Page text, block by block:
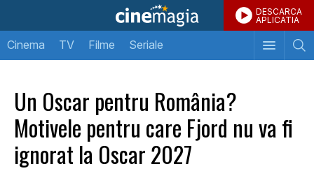
DESCARCA
APLICATIA
Cinema TV Filme Seriale
Un Oscar pentru România?
Motivele pentru care Fjord nu va fi
ignorat la Oscar 2027